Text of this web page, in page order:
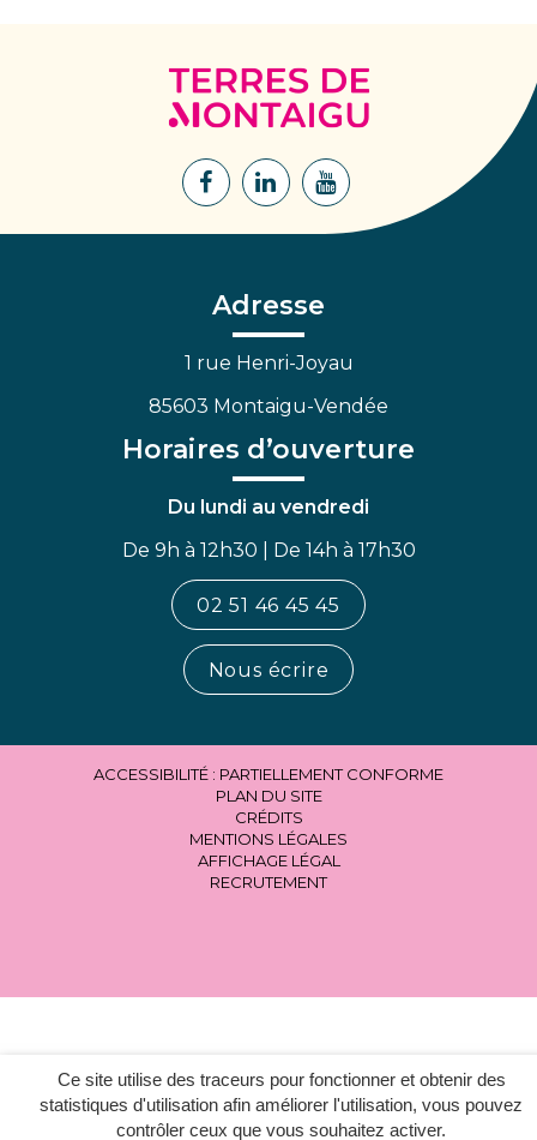
Ce site utilise des traceurs pour fonctionner et obtenir des
statistiques d'utilisation afin améliorer l'utilisation, vous pouvez
contrôler ceux que vous souhaitez activer.
Terres
de
Lien
Facebook
Lien
Linkedin
Lien
Adresse
1 rue Henri-Joyau
85603 Montaigu-Vendée
Horaires d’ouverture
Du lundi au vendredi
De 9h à 12h30 | De 14h à 17h30
02 51 46 45 45
Nous écrire
ACCESSIBILITÉ : PARTIELLEMENT CONFORME
PLAN DU SITE
CRÉDITS
MENTIONS LÉGALES
AFFICHAGE LÉGAL
RECRUTEMENT